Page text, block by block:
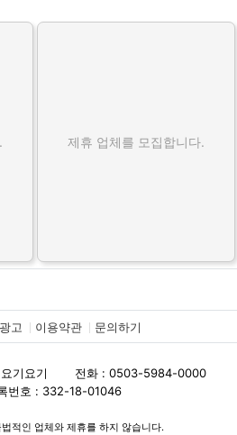
제휴 업체를 모집합니다.
고 이용약관 문의하기
기요기
전화 : 0503-5984-0000
번호 : 332-18-01046
적인 업체와 제휴를 하지 않습니다.